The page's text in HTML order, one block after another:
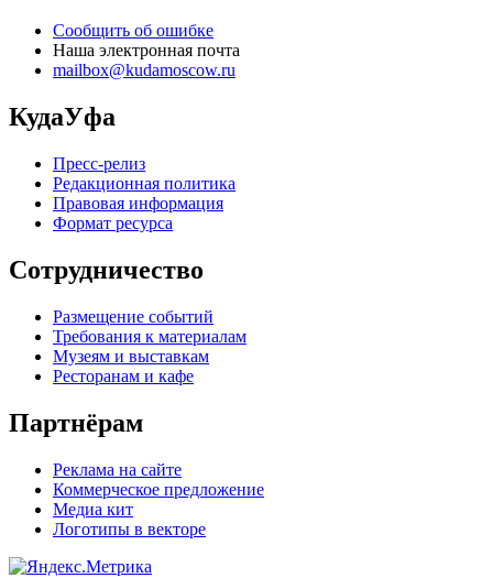
Сообщить об ошибке
Наша электронная почта
mailbox@kudamoscow.ru
КудаУфа
Пресс-релиз
Редакционная политика
Правовая информация
Формат ресурса
Сотрудничество
Размещение событий
Требования к материалам
Музеям и выставкам
Ресторанам и кафе
Партнёрам
Реклама на сайте
Коммерческое предложение
Медиа кит
Логотипы в векторе